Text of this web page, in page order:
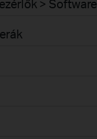
> Software